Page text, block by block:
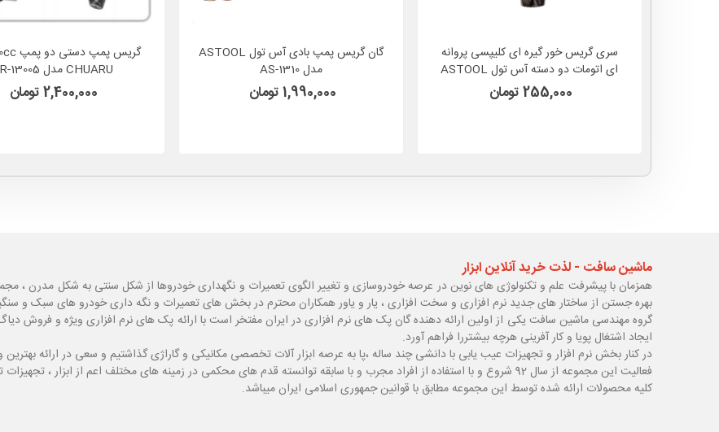
سری گریس خور گیره ای کلیپسی پروانه
ای اتومات دو دسته آس تول ASTOOL
مدل AS-1311
255,000 تومان
گان گریس پمپ بادی آس تول ASTOOL
مدل AS-1310
1,990,000 تومان
CHUARU مدل CR-13005
2,400,000 تومان
ماشین سافت - لذت خرید آنلاین ابزار
همزمان با پیشرفت علم و تکنولوژی های نوین در عرصه خودروسازی و تغییر الگوی تعمیرات و نگهداری خودروها از شکل سنتی به شکل مدرن ،
بهره جستن از ساختار های جدید نرم افزاری و سخت افزاری ، یار و یاور همکاران محترم در بخش های تعمیرات و نگه داری خودرو های سبک و
گروه مهندسی ماشین سافت یکی از اولین ارائه دهنده گان پک های نرم افزاری در ایران مفتخر است با ارائه پک های نرم افزاری ویژه و
ایجاد اشتغال پویا و کار آفرینی هرچه بیشتررا فراهم آورد.
در کنار بخش نرم افزار و تجهیزات عیب یابی با دانشی چند ساله ،پابه عرصه ابزار آلات تخصصی مکانیکی و گاراژی گذاشتیم و سعی در ارائه
فعالیت این مجموعه از سال 92 شروع و با استفاده از افراد مجرب و با سابقه توانسته قدم های محکمی در زمینه های مختلف اعم از ابزار ، تجهیزات تعمیرگاهی و عیب یابی بردارد.
کلیه محصولات ارائه شده توسط این مجموعه مطابق با قوانین جمهوری اسلامی ایران میباشد.